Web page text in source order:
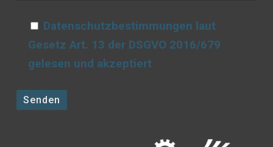
Datenschutzbestimmungen laut
Gesetz Art. 13 der DSGVO 2016/679
gelesen und akzeptiert